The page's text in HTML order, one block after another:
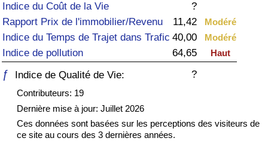
Indice du Coût de la Vie
?
Rapport Prix de l'immobilier/Revenu
11,42 Modéré
Indice du Temps de Trajet dans Trafic 40,00 Modéré
Indice de pollution 64,65 Haut
ƒ Indice de Qualité de Vie: ?
Contributeurs: 19
Dernière mise à jour: Juillet 2026
Ces données sont basées sur les perceptions des visiteurs de
ce site au cours des 3 dernières années.
à Akaba
Criminalité
Indice de Criminalité (Actuel)
Indice de Criminalité
Soins de santé